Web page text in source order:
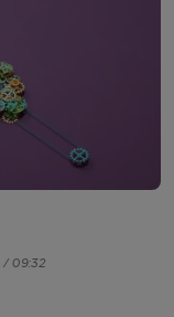
/ 09:32